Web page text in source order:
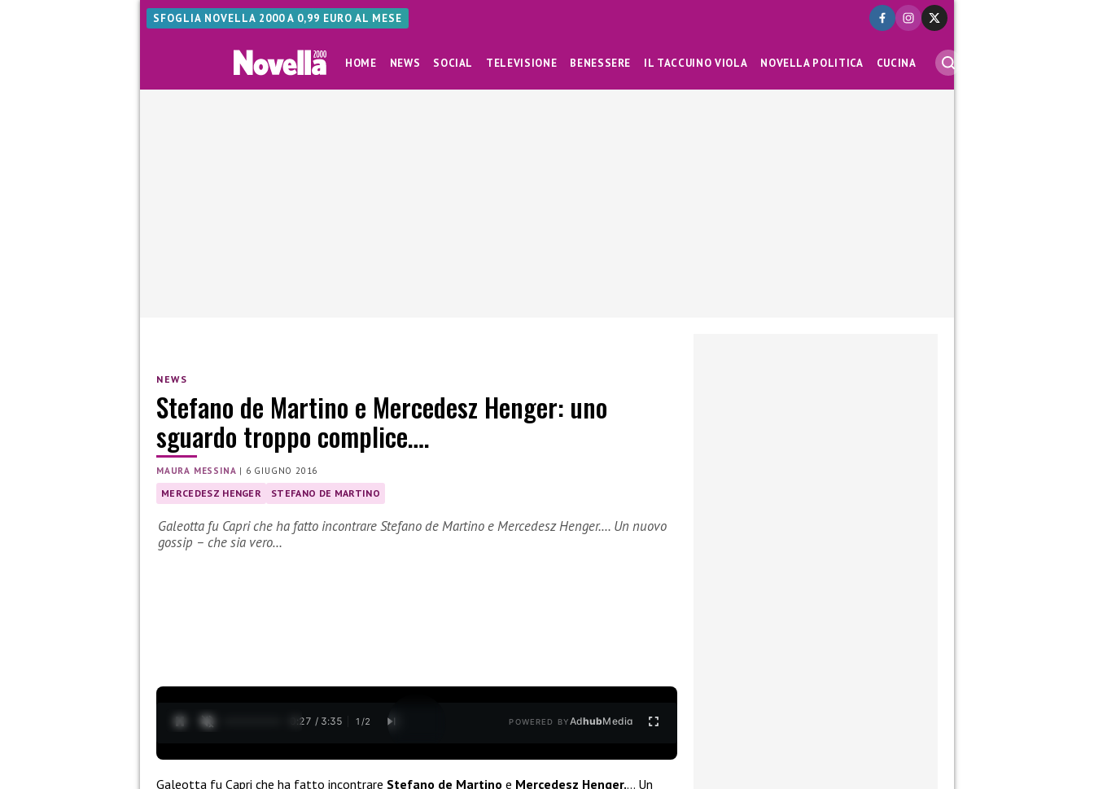
SFOGLIA NOVELLA 2000 A 0,99 EURO AL MESE
HOME NEWS SOCIAL TELEVISIONE BENESSERE IL TACCUINO VIOLA NOVELLA POLITICA CUCINA
NEWS
Stefano de Martino e Mercedesz Henger: uno
sguardo troppo complice….
MAURA MESSINA | 6 GIUGNO 2016
MERCEDESZ HENGER STEFANO DE MARTINO
Galeotta fu Capri che ha fatto incontrare Stefano de Martino e Mercedesz Henger.… Un nuovo
gossip – che sia vero…
0:28 / 3:35 1 /2 POWERED BYAdhubMedia
Galeotta fu Capri che ha fatto incontrare Stefano de Martino e Mercedesz Henger.… Un